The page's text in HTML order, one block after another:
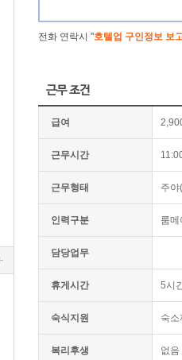
전화 연락시 "호텔업 구인정보 보
근무 조건
급여
근무시간
근무형태 주야
인력구분 룸메
담당업무
휴게시간 5시
숙식지원 숙소
복리후생 없음